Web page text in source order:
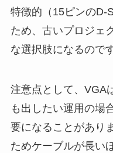
特徴的（15ピンのD-
ため、古いプロジェ
な選択肢になるのです
注意点として、VGA
も出したい運用の場
要になることがあり
ためケーブルが長い